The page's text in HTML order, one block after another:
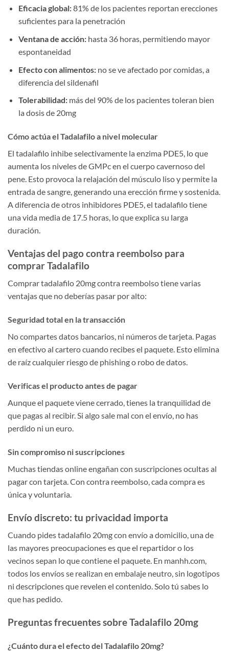
Eficacia global:81% de los pacientes reportan erecciones
suficientes para la penetración
Ventana de acción:hasta 36 horas, permitiendo mayor
espontaneidad
Efecto con alimentos:no se ve afectado por comidas, a
diferencia del sildenafil
Tolerabilidad:más del 90% de los pacientes toleran bien
la dosis de 20mg
Cómo actúa el Tadalafilo a nivel molecular
El tadalafilo inhibe selectivamente la enzima PDE5, lo que
aumenta los niveles de GMPc en el cuerpo cavernoso del
pene. Esto provoca la relajación del músculo liso y permite la
entrada de sangre, generando una erección firme y sostenida.
A diferencia de otros inhibidores PDE5, el tadalafilo tiene
una vida media de 17.5 horas, lo que explica su larga
duración.
Ventajas del pago contra reembolso para
comprar Tadalafilo
Comprar tadalafilo 20mg contra reembolso tiene varias
ventajas que no deberías pasar por alto:
Seguridad total en la transacción
No compartes datos bancarios, ni números de tarjeta. Pagas
en efectivo al cartero cuando recibes el paquete. Esto elimina
de raíz cualquier riesgo de phishing o robo de datos.
Verificas el producto antes de pagar
Aunque el paquete viene cerrado, tienes la tranquilidad de
que pagas al recibir. Si algo sale mal con el envío, no has
perdido ni un euro.
Sin compromiso ni suscripciones
Muchas tiendas online engañan con suscripciones ocultas al
pagar con tarjeta. Con contra reembolso, cada compra es
única y voluntaria.
Envío discreto: tu privacidad importa
Cuando pides tadalafilo 20mg con envío a domicilio, una de
las mayores preocupaciones es que el repartidor o los
vecinos sepan lo que contiene el paquete. En manhh.com,
todos los envíos se realizan en embalaje neutro, sin logotipos
ni descripciones que revelen el contenido. Solo tú sabes lo
que has pedido.
Preguntas frecuentes sobre Tadalafilo 20mg
¿Cuánto dura el efecto del Tadalafilo 20mg?